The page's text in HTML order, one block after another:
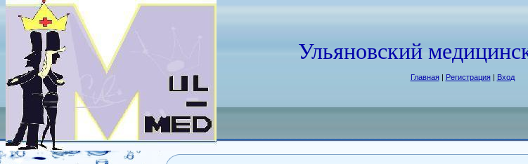
Ульяновский
Главная| Регистрация| Вход